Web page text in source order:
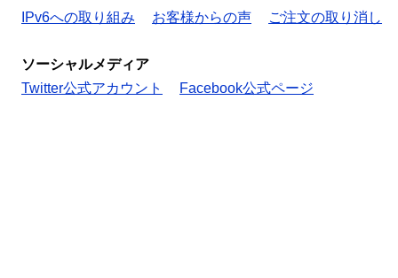
IPv6への取り組み
お客様からの声 ご注文の取り消し
ソーシャルメディア
Twitter公式アカウント
Facebook公式ページ